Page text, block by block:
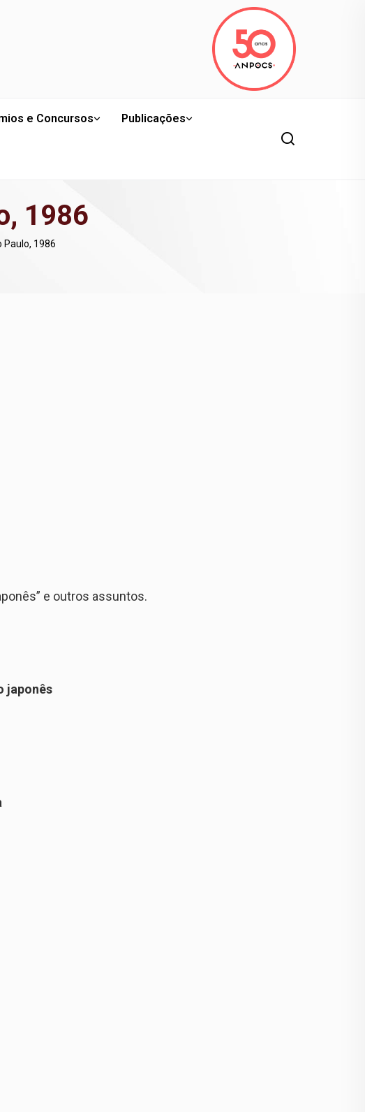
e Concursos Publicações
1986
Paulo, 1986
e outros assuntos.
japonês